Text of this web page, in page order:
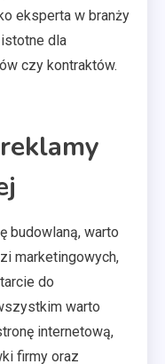
eksperta w branży
dla
czy kontraktów.
budowlaną, warto
marketingowych,
do
warto
internetową,
firmy oraz